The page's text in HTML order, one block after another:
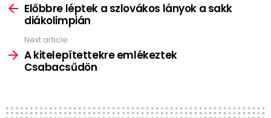
moreElőbbre léptek a szlovákos lányok a sakk
diákolimpián
Next article
A kitelepítettekre emlékeztek
Csabacsűdön